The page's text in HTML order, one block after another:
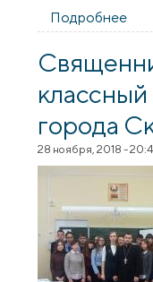
Подробнее
города
28 ноября, 2018 -